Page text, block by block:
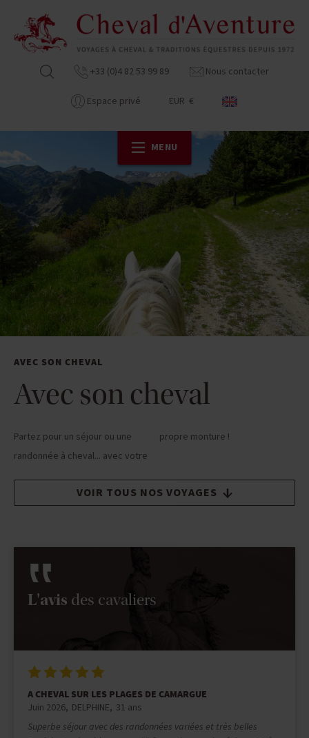
+33 (0)4 82 53 99 89 Nous contacter
Espace privé EUR €
MENU
AVEC SON CHEVAL
Avec son cheval
Partez pour un séjour ou une
randonnée à cheval... avec votre
propre monture !
VOIR TOUS NOS VOYAGES
L'avis des cavaliers
A CHEVAL SUR LES PLAGES DE CAMARGUE
Mai 2026
Gaelle 47 ans
Un séjour ressourçant sur les terres camarguaises pour une